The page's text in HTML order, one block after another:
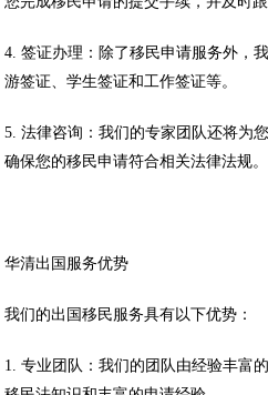
4. 签证办理：除了移民申请服务外，
游签证、学生签证和工作签证等。
5. 法律咨询：我们的专家团队还将为
确保您的移民申请符合相关法律法规。
华清出国服务优势
我们的出国移民服务具有以下优势：
1. 专业团队：我们的团队由经验丰富